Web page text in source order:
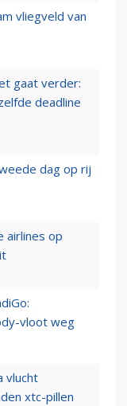
vliegveld van
gaat verder:
deadline
dag op rij
airlines op
vloot weg
vlucht
xtc-pillen